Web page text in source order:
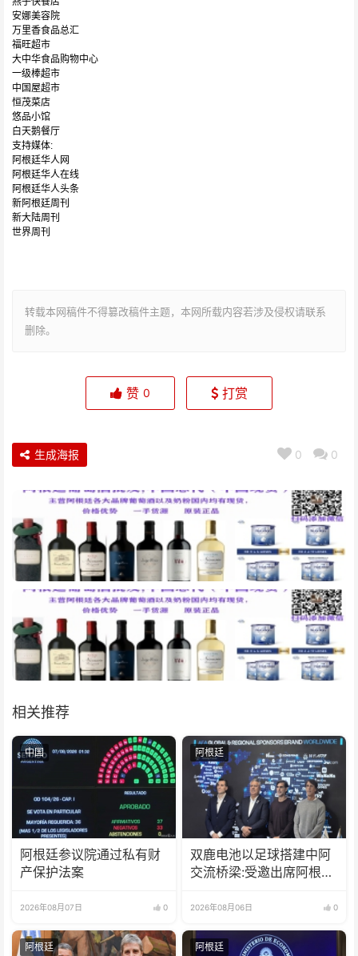
安娜美容院
万里香食品总汇
福旺超市
大中华食品购物中心
一级棒超市
中国屋超市
恒茂菜店
悠品小馆
白天鹅餐厅
支持媒体:
阿根廷华人网
阿根廷华人在线
阿根廷华人头条
新阿根廷周刊
新大陆周刊
世界周刊
转载本网稿件不得篡改稿件主题，本网所载内容若涉及侵权请联系
删除。
赞 0 打赏
0 0
生成海报
相关推荐
中国
阿根廷参议院通过私有财
产保护法案
2026年08月07日 0
阿根廷
双鹿电池以足球搭建中阿
交流桥梁:受邀出席阿根廷
2026年08月06日 0
阿根廷 阿根廷